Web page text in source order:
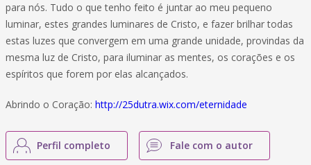
para nós. Tudo o que tenho feito é juntar ao meu pequeno
luminar, estes grandes luminares de Cristo, e fazer brilhar todas
estas luzes que convergem em uma grande unidade, provindas da
mesma luz de Cristo, para iluminar as mentes, os corações e os
espíritos que forem por elas alcançados.
Abrindo o Coração: http://25dutra.wix.com/eternidade
Perfil completo Fale com o autor